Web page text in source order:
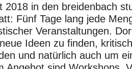
2018 in den breidenbach
Fünf Tage lang jede
Veranstaltungen.
Ideen zu finden,
und natürlich auch um